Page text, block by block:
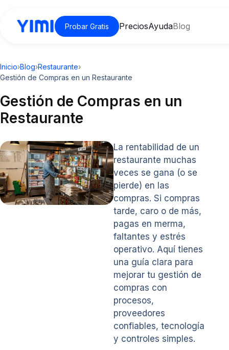
Probar Gratis PreciosAyudaBlog
Inicio›Blog›Restaurante›
Gestión de Compras en un Restaurante
Gestión de Compras en un
Restaurante
La rentabilidad de un
restaurante muchas
veces se gana (o se
pierde) en las
compras. Si compras
tarde, caro o de más,
pagas en merma,
faltantes y estrés
operativo. Aquí tienes
una guía clara para
mejorar tu gestión de
compras con
procesos,
proveedores
confiables, tecnología
y controles simples.